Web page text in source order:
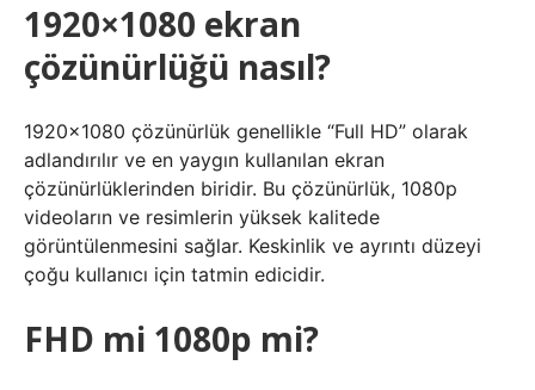
1920×1080 ekran
çözünürlüğü nasıl?
1920×1080 çözünürlük genellikle “Full HD” olarak
adlandırılır ve en yaygın kullanılan ekran
çözünürlüklerinden biridir. Bu çözünürlük, 1080p
videoların ve resimlerin yüksek kalitede
görüntülenmesini sağlar. Keskinlik ve ayrıntı düzeyi
çoğu kullanıcı için tatmin edicidir.
FHD mi 1080p mi?